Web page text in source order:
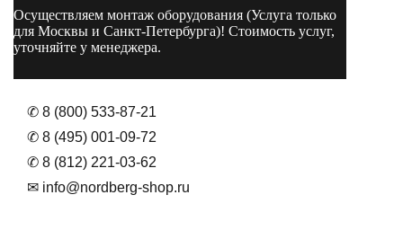
Осуществляем монтаж оборудования (Услуга только
для Москвы и Санкт-Петербурга)! Стоимость услуг,
уточняйте у менеджера.
✆ 8 (800) 533-87-21
✆ 8 (495) 001-09-72
✆ 8 (812) 221-03-62
✉ info@nordberg-shop.ru